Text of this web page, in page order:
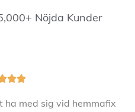
Nöjda Kunder

ha med sig vid hemmafix